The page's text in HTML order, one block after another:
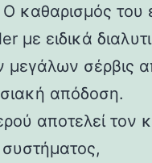
καθαρισμός του
με ειδικά
μεγάλων σέρβις
απόδοση.
αποτελεί τον